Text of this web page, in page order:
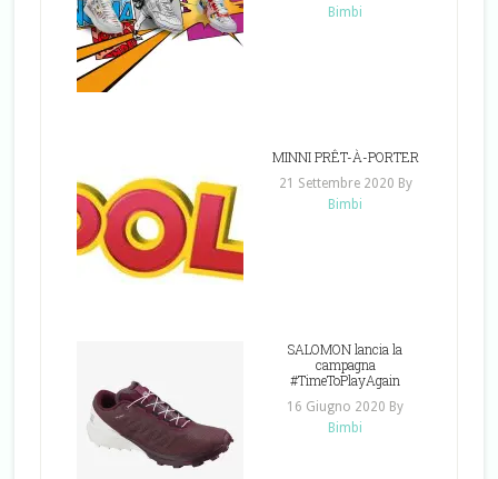
Bimbi
MINNI PRÊT-À-PORTER
21 Settembre 2020 By
Bimbi
SALOMON lancia la
campagna
#TimeToPlayAgain
16 Giugno 2020 By
Bimbi